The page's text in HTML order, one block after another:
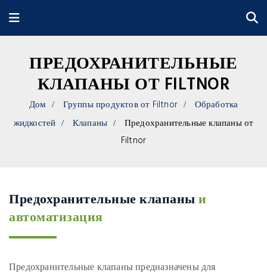
ПРЕДОХРАНИТЕЛЬНЫЕ
КЛАПАНЫ ОТ FILTNOR
Дом Группы продуктов от Filtnor
Обработка
жидкостей
Клапаны
Предохранительные клапаны от
Filtnor
Предохранительные клапаныи
автоматизация
Предохранительные клапаны предназначены для